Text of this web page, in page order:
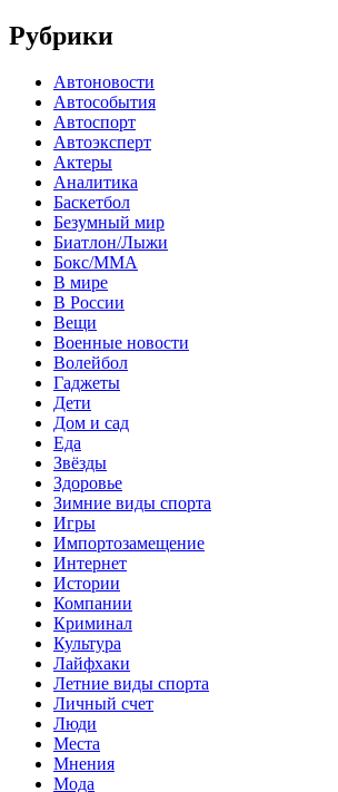
Рубрики
Автоновости
Автособытия
Автоспорт
Автоэксперт
Актеры
Аналитика
Баскетбол
Безумный мир
Биатлон/Лыжи
Бокс/MMA
В мире
В России
Вещи
Военные новости
Волейбол
Гаджеты
Дети
Дом и сад
Еда
Звёзды
Здоровье
Зимние виды спорта
Игры
Импортозамещение
Интернет
Истории
Компании
Криминал
Культура
Лайфхаки
Летние виды спорта
Личный счет
Люди
Места
Мнения
Мода